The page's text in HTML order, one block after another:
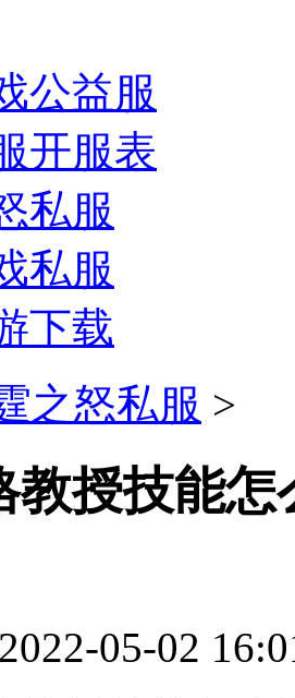
公益服
开服表
私服
私服
下载
之怒私服 >
教授技能
05-02